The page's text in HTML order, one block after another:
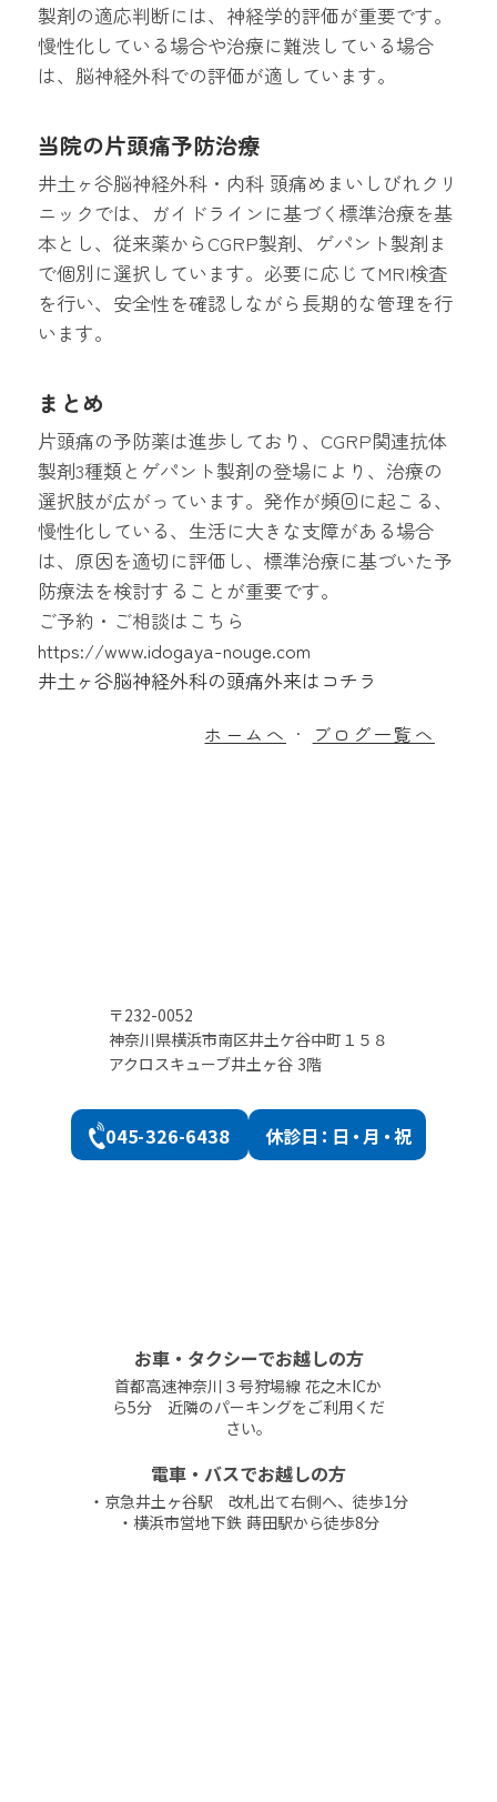
製剤の適応判断には、神経学的評価が重要です。
慢性化している場合や治療に難渋している場合
は、脳神経外科での評価が適しています。
当院の片頭痛予防治療
井土ヶ谷脳神経外科・内科 頭痛めまいしびれクリ
ニックでは、ガイドラインに基づく標準治療を基
本とし、従来薬からCGRP製剤、ゲパント製剤ま
で個別に選択しています。必要に応じてMRI検査
を行い、安全性を確認しながら長期的な管理を行
います。
まとめ
片頭痛の予防薬は進歩しており、CGRP関連抗体
製剤3種類とゲパント製剤の登場により、治療の
選択肢が広がっています。発作が頻回に起こる、
慢性化している、生活に大きな支障がある場合
は、原因を適切に評価し、標準治療に基づいた予
防療法を検討することが重要です。
ご予約・ご相談はこちら
https://www.idogaya-nouge.com
井土ヶ谷脳神経外科の頭痛外来はコチラ
ホームへ ・ ブログ一覧へ
〒232-0052
神奈川県横浜市南区井土ケ谷中町１５８
アクロスキューブ井土ヶ谷 3階
045-326-6438 休診日：日・月・祝
お車・タクシーでお越しの方
首都高速神奈川３号狩場線 花之木ICか
ら5分 近隣のパーキングをご利用くだ
さい。
電車・バスでお越しの方
・京急井土ヶ谷駅 改札出て右側へ、徒歩1分
・横浜市営地下鉄 蒔田駅から徒歩8分